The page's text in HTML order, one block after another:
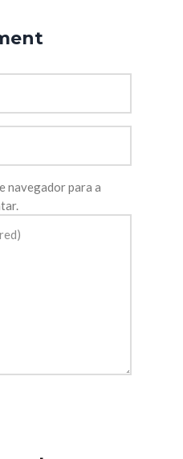
navegador para a